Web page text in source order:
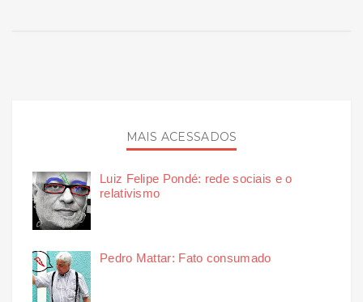
MAIS ACESSADOS
Luiz Felipe Pondé: rede sociais e o
relativismo
Pedro Mattar: Fato consumado